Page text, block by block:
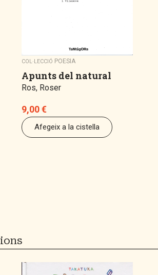
COL·LECCIÓ POESIA
Apunts del natural
Ros, Roser
9,00€
Afegeix a la cistella